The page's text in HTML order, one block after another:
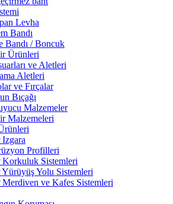
Levha
Bandı
Bandı / Boncuk
Ürünleri
ve Aletleri
Aletleri
ve Fırçalar
Bıçağı
Malzemeler
Malzemeleri
Izgara
Profilleri
Korkuluk Sistemleri
Yürüyüş Yolu Sistemleri
Merdiven ve Kafes Sistemleri